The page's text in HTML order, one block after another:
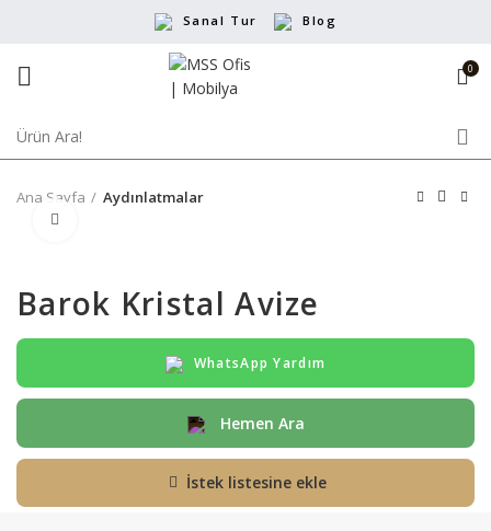
Sanal Tur Blog
0
Ana Sayfa
Aydınlatmalar
Barok Kristal Avize
WhatsApp Yardım
Hemen Ara
İstek listesine ekle